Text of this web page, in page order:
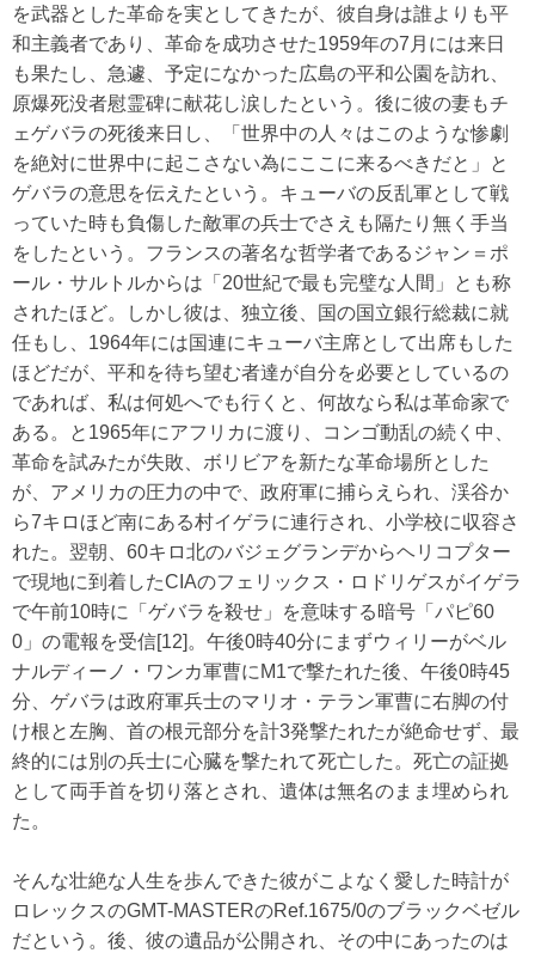
を武器とした革命を実としてきたが、彼自身は誰よりも平
和主義者であり、革命を成功させた1959年の7月には来日
も果たし、急遽、予定になかった広島の平和公園を訪れ、
原爆死没者慰霊碑に献花し涙したという。後に彼の妻もチ
ェゲバラの死後来日し、「世界中の人々はこのような惨劇
を絶対に世界中に起こさない為にここに来るべきだと」と
ゲバラの意思を伝えたという。キューバの反乱軍として戦
っていた時も負傷した敵軍の兵士でさえも隔たり無く手当
をしたという。フランスの著名な哲学者であるジャン＝ポ
ール・サルトルからは「20世紀で最も完璧な人間」とも称
されたほど。しかし彼は、独立後、国の国立銀行総裁に就
任もし、1964年には国連にキューバ主席として出席もした
ほどだが、平和を待ち望む者達が自分を必要としているの
であれば、私は何処へでも行くと、何故なら私は革命家で
ある。と1965年にアフリカに渡り、コンゴ動乱の続く中、
革命を試みたが失敗、ボリビアを新たな革命場所とした
が、アメリカの圧力の中で、政府軍に捕らえられ、渓谷か
ら7キロほど南にある村イゲラに連行され、小学校に収容さ
れた。翌朝、60キロ北のバジェグランデからヘリコプター
で現地に到着したCIAのフェリックス・ロドリゲスがイゲラ
で午前10時に「ゲバラを殺せ」を意味する暗号「パピ60
0」の電報を受信[12]。午後0時40分にまずウィリーがベル
ナルディーノ・ワンカ軍曹にM1で撃たれた後、午後0時45
分、ゲバラは政府軍兵士のマリオ・テラン軍曹に右脚の付
け根と左胸、首の根元部分を計3発撃たれたが絶命せず、最
終的には別の兵士に心臓を撃たれて死亡した。死亡の証拠
として両手首を切り落とされ、遺体は無名のまま埋められ
た。
そんな壮絶な人生を歩んできた彼がこよなく愛した時計が
ロレックスのGMT-MASTERのRef.1675/0のブラックベゼル
だという。後、彼の遺品が公開され、その中にあったのは